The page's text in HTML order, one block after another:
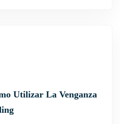
Utilizar La Venganza